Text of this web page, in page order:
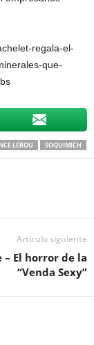
regala-el-
que-
LEROU SOQUIMICH
Artículo siguiente
– El horror de la
“Venda Sexy”